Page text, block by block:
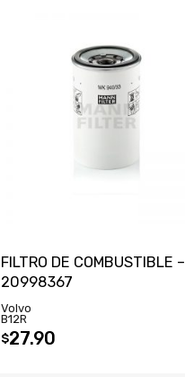
FILTRO DE COMBUSTIBLE –
20998367
Volvo
B12R
$27.90